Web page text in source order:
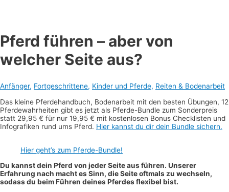
Pferd führen – aber von
welcher Seite aus?
Anfänger, Fortgeschrittene, Kinder und Pferde, Reiten & Bodenarbeit
Das kleine Pferdehandbuch, Bodenarbeit mit den besten Übungen, 12
Pferdewahrheiten gibt es jetzt als Pferde-Bundle zum Sonderpreis
statt 29,95 € für nur 19,95 € mit kostenlosen Bonus Checklisten und
Infografiken rund ums Pferd. Hier kannst du dir dein Bundle sichern.
Hier geht’s zum Pferde-Bundle!
Du kannst dein Pferd von jeder Seite aus führen. Unserer
Erfahrung nach macht es Sinn, die Seite oftmals zu wechseln,
sodass du beim Führen deines Pferdes flexibel bist.